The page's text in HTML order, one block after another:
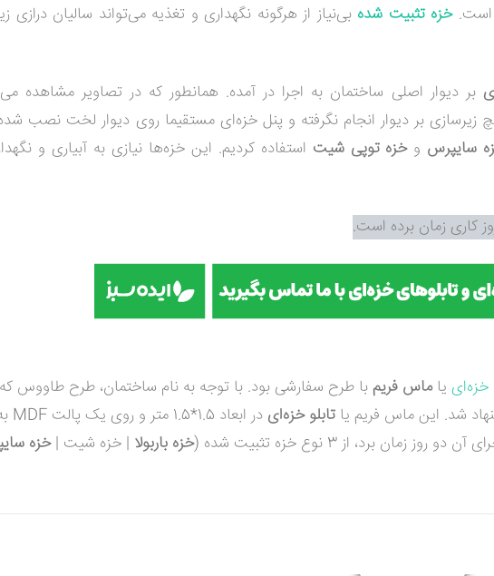
است.خزه تثبیت شده بی‌نیاز از هرگونه نگهداری و تغذیه می‌تواند سالیان
بر دیوار اصلی ساختمان به اجرا در آمده. همانطور که در تصاویر مشاهده
زیرسازی بر دیوار انجام نگرفته و پنل خزه‌ای مستقیما روی دیوار لخت نصب
سایپرس وخزه توپی شیت استفاده کردیم. این خزه‌ها نیازی به آبیاری و
کاری زمان برده است.
یاماس فریمبا طرح سفارشی بود. با توجه به نام ساختمان، طرح طاووس که
شد. این ماس فریم یا تابلو خزه‌ای در ابعاد 1.5*1.5 متر و روی یک پالت MDF
برد، از 3 نوع خزه تثبیت شده (
خزه باربولا | خزه شیت |خزه